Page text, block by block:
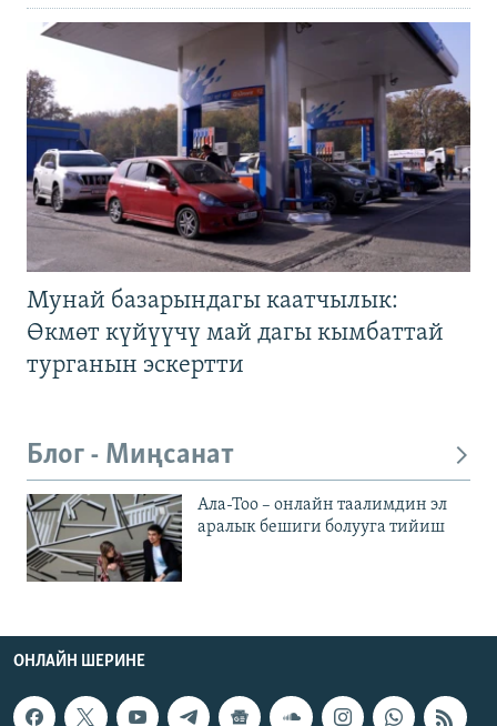
Мунай базарындагы каатчылык:
Өкмөт күйүүчү май дагы кымбаттай
турганын эскертти
Блог - Миңсанат
Ала-Тоо – онлайн таалимдин эл
аралык бешиги болууга тийиш
ОНЛАЙН ШЕРИНЕ